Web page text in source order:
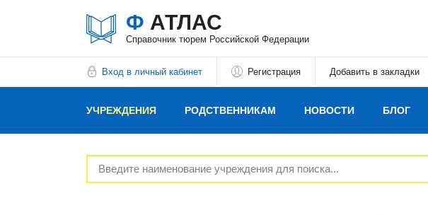
Ф АТЛАС
Справочник тюрем Российской Федерации
Вход в личный кабинет Регистрация Добавить в закладки
УЧРЕЖДЕНИЯ РОДСТВЕННИКАМ НОВОСТИ БЛОГ
РЕКЛАМОДАТЕЛЯМ